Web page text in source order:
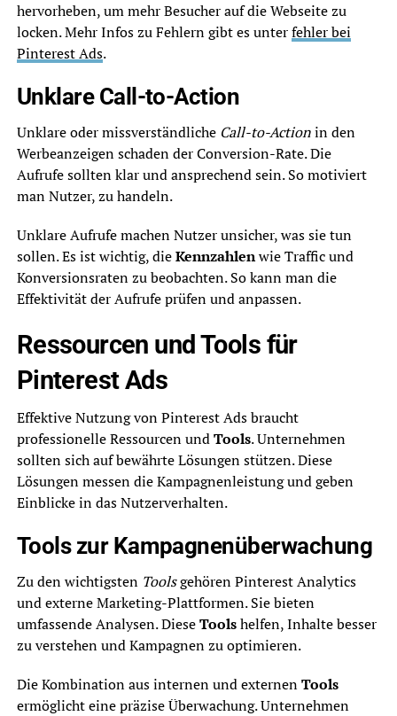
hervorheben, um mehr Besucher auf die Webseite zu
locken. Mehr Infos zu Fehlern gibt es unterfehler bei
Pinterest Ads.
Unklare Call-to-Action
Unklare oder missverständliche Call-to-Actionin den
Werbeanzeigen schaden der Conversion-Rate. Die
Aufrufe sollten klar und ansprechend sein. So motiviert
man Nutzer, zu handeln.
Unklare Aufrufe machen Nutzer unsicher, was sie tun
sollen. Es ist wichtig, dieKennzahlenwie Traffic und
Konversionsraten zu beobachten. So kann man die
Effektivität der Aufrufe prüfen und anpassen.
Ressourcen und Tools für
Pinterest Ads
Effektive Nutzung von Pinterest Ads braucht
professionelle Ressourcen undTools. Unternehmen
sollten sich auf bewährte Lösungen stützen. Diese
Lösungen messen die Kampagnenleistung und geben
Einblicke in das Nutzerverhalten.
Tools zur Kampagnenüberwachung
Zu den wichtigsten Toolsgehören Pinterest Analytics
und externe Marketing-Plattformen. Sie bieten
umfassende Analysen. DieseToolshelfen, Inhalte besser
zu verstehen und Kampagnen zu optimieren.
Die Kombination aus internen und externenTools
ermöglicht eine präzise Überwachung. Unternehmen